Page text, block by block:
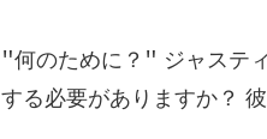
する必要がありますか？ 彼